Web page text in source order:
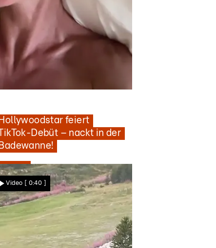
Hollywoodstar feiert
TikTok-Debüt – nackt in der
Badewanne!
News
Video [ 0:40 ]